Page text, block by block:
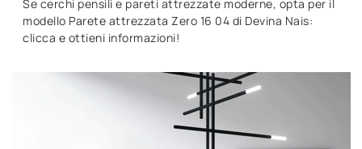
Se cerchi pensili e pareti attrezzate moderne, opta per il
modello Parete attrezzata Zero 16 04 di Devina Nais:
clicca e ottieni informazioni!